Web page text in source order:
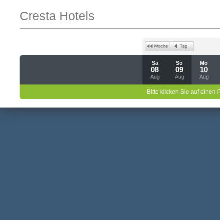
Cresta Hotels
Sa
08
Aug
So
09
Aug
Mo
10
Aug
Bitte klicken Sie auf einen